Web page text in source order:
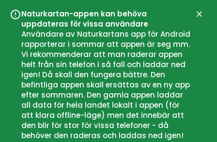
Naturkartan-appen kan behöva
uppdateras för vissa användare
Användare av Naturkartans app för Android
rapporterar i sommar att appen är seg mm.
Vi rekommenderar att man raderar appen
helt från sin telefon i så fall och laddar ned
igen! Då skall den fungera bättre. Den
befintliga appen skall ersättas av en ny app
efter sommaren. Den gamla appen laddar
all data för hela landet lokalt i appen (för
att klara offline-läge) men det innebär att
den blir för stor för vissa telefoner - då
behöver den raderas och laddas ned igen!